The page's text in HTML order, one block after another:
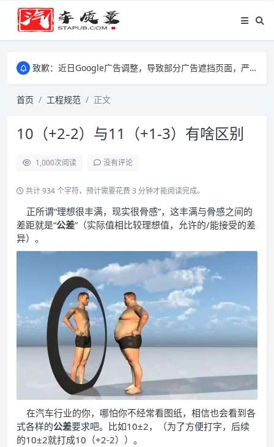
致歉：近日Google广告调整，导致部分广告遮挡页面，严重影响大家访问体验，将尽快调整完成，由此带来的不便，特意致歉！
致歉：近日Google广告调整，导致部分广告遮挡页面，严重影响大家访问体验，将尽快调整完成，由此带来的不便，特意致歉！
首页 工程规范 正文
10（+2-2）与11（+1-3）有啥区别
1,000次阅读 没有评论
共计 934 个字符，预计需要花费 3 分钟才能阅读完成。
正所谓“理想很丰满，现实很骨感”，这丰满与骨感之间的
差距就是“公差”（实际值相比较理想值，允许的/能接受的差
异）。
在汽车行业的你，哪怕你不经常看图纸，相信也会看到各
式各样的公差要求吧。比如10±2，（为了方便打字，后续
的10±2就打成10（+2-2））。